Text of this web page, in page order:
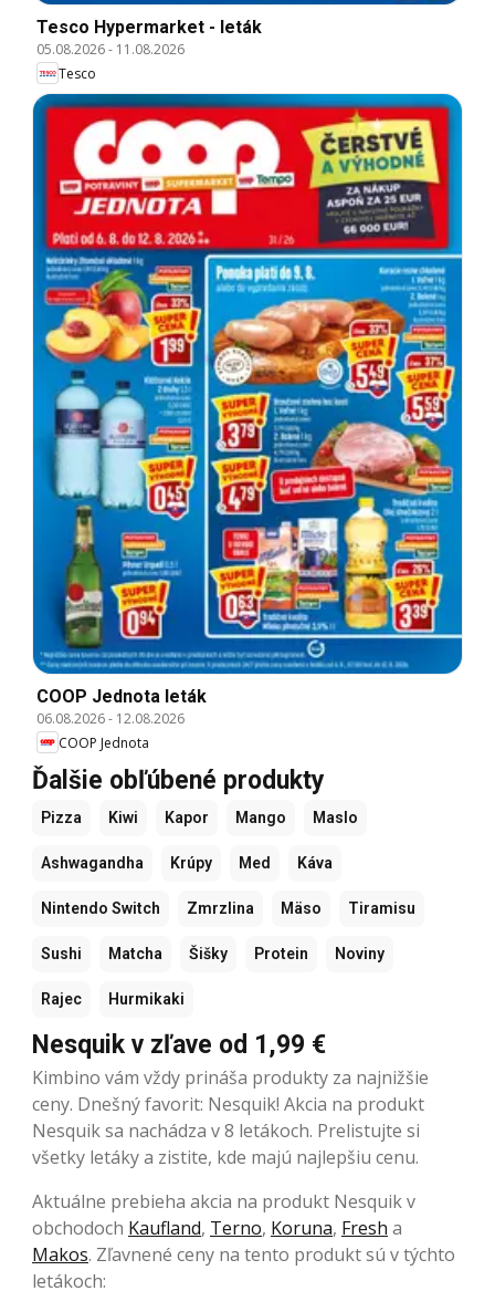
Tesco Hypermarket - leták
05.08.2026- 11.08.2026
Tesco
COOP Jednota leták
06.08.2026- 12.08.2026
COOP Jednota
Ďalšie obľúbené produkty
Pizza Kiwi Kapor Mango Maslo
Ashwagandha Krúpy Med Káva
Nintendo Switch Zmrzlina Mäso Tiramisu
Sushi Matcha Šišky Protein Noviny
Rajec Hurmikaki
Nesquik v zľave od 1,99 €
Kimbino vám vždy prináša produkty za najnižšie
ceny. Dnešný favorit: Nesquik! Akcia na produkt
Nesquik sa nachádza v 8 letákoch. Prelistujte si
všetky letáky a zistite, kde majú najlepšiu cenu.
Aktuálne prebieha akcia na produkt Nesquik v
obchodoch Kaufland, Terno, Koruna, Fresh a
Makos. Zľavnené ceny na tento produkt sú v týchto
letákoch: